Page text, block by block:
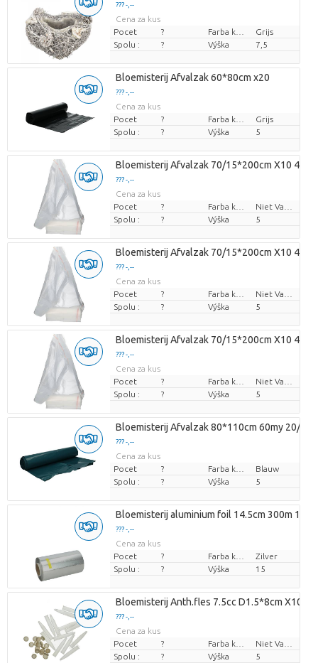
??? -,--
Cena za kus
Pocet
?
Grijs
Spolu :
? Výška 7,5
Bloemisterij Afvalzak 60*80cm x20
??? -,--
Cena za kus
Pocet
?
Grijs
Spolu :
? Výška 5
Bloemisterij Afvalzak 70/15*200cm X10 400l
??? -,--
Cena za kus
Pocet
?
Spolu :
? Výška 5
Bloemisterij Afvalzak 70/15*200cm X10 400l
??? -,--
Cena za kus
Pocet
?
Spolu :
? Výška 5
Bloemisterij Afvalzak 70/15*200cm X10 400l
??? -,--
Cena za kus
Pocet
?
Spolu :
? Výška 5
Bloemisterij Afvalzak 80*110cm 60my 20/rol
??? -,--
Cena za kus
Pocet
?
Blauw
Spolu :
? Výška 5
Bloemisterij aluminium foil 14.5cm 300m 11my
??? -,--
Cena za kus
Pocet
?
Zilver
Spolu :
? Výška 15
Bloemisterij Anth.fles 7.5cc D1.5*8cm X100
??? -,--
Cena za kus
Pocet
?
Spolu :
? Výška 5